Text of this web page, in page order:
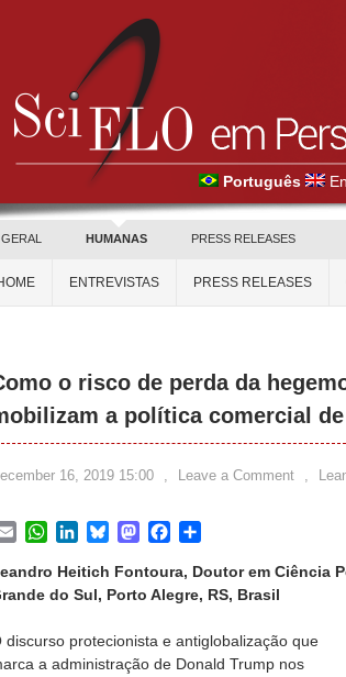
Português
GERAL HUMANAS PRESS RELEASES
ENTREVISTAS PRESS RELEASES
o risco de perda da
a política comercial
16, 2019 15:00 , Leave a Comment ,
EmailWhatsApp
LinkedInBlueskyMastodonFacebook
Heitich Fontoura, Doutor em Ciência
do Sul, Porto Alegre, RS, Brasil
discurso protecionista e antiglobalização que
a administração de Donald Trump nos